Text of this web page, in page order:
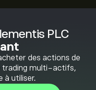
PLC
des actions de
trading multi-actifs,
à utiliser.